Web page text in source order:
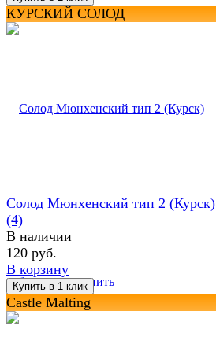
КУРСКИЙ СОЛОД
избранное сравнить
Солод Мюнхенский тип 2 (Курск)
(4)
В наличии
120 руб.
В корзину
Castle Malting